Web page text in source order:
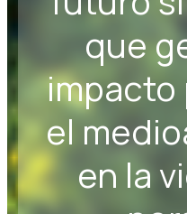
que
impacto
el
en la